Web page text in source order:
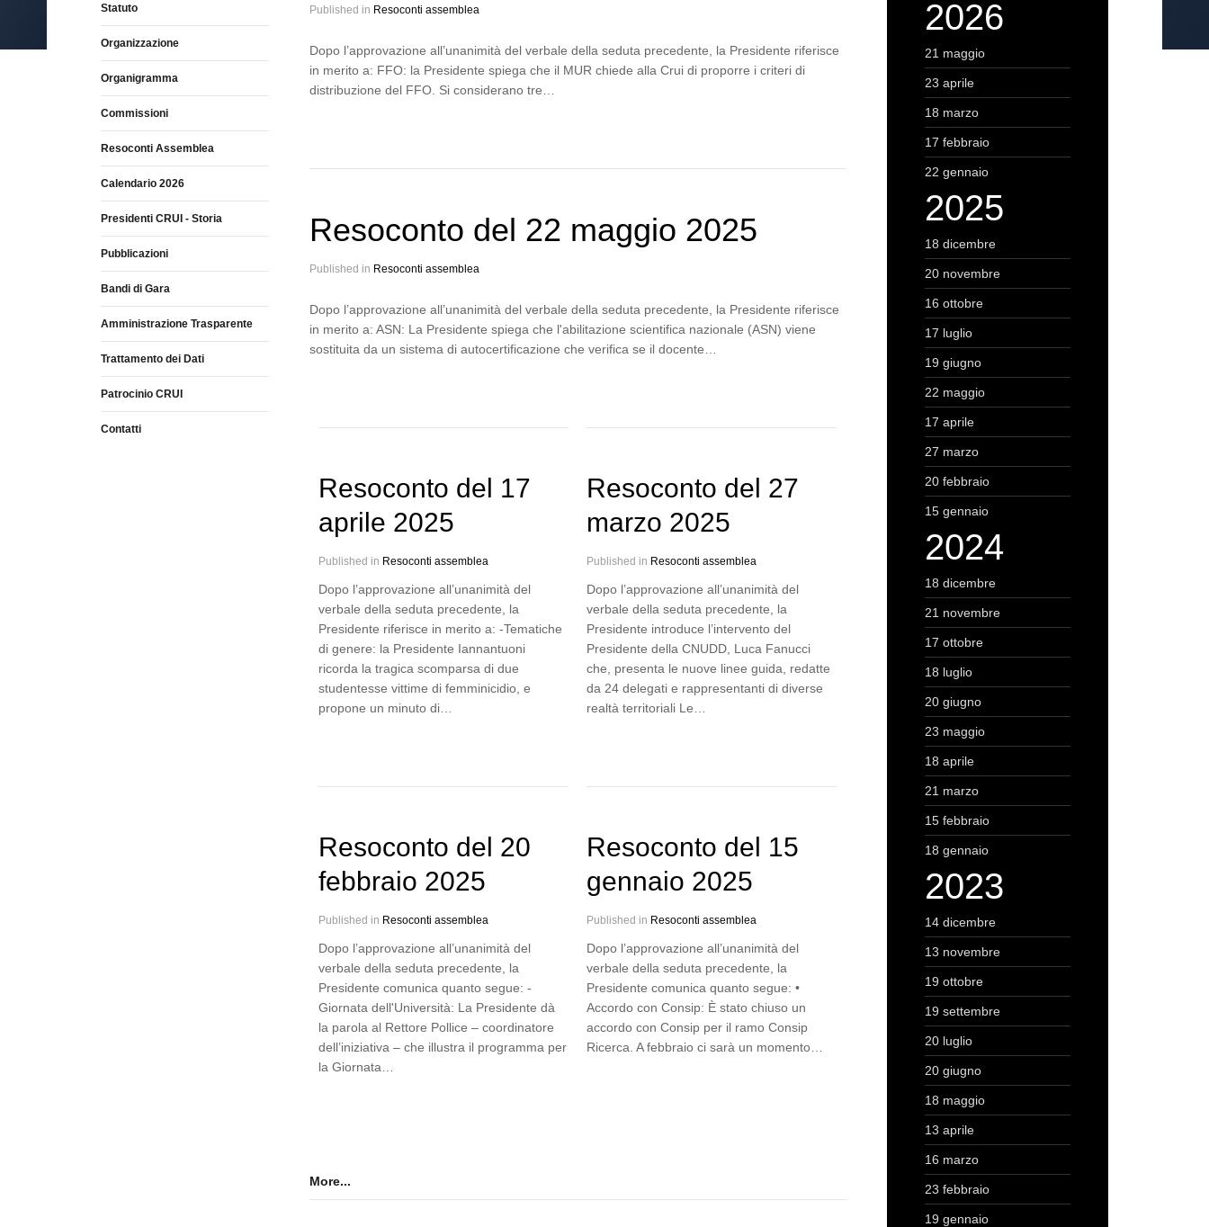
Published in Resoconti assemblea
Dopo l’approvazione all’unanimità del verbale della seduta precedente, la Presidente riferisce
in merito a: FFO: la Presidente spiega che il MUR chiede alla Crui di proporre i criteri di
distribuzione del FFO. Si considerano tre…
Resoconto del 22 maggio 2025
Published in Resoconti assemblea
Dopo l’approvazione all’unanimità del verbale della seduta precedente, la Presidente riferisce
in merito a: ASN: La Presidente spiega che l'abilitazione scientifica nazionale (ASN) viene
sostituita da un sistema di autocertificazione che verifica se il docente…
Resoconto del 17
aprile 2025
Published in Resoconti assemblea
Dopo l’approvazione all’unanimità del
verbale della seduta precedente, la
Presidente riferisce in merito a: -Tematiche
di genere: la Presidente Iannantuoni
ricorda la tragica scomparsa di due
studentesse vittime di femminicidio, e
propone un minuto di…
Resoconto del 27
marzo 2025
Published in Resoconti assemblea
Dopo l’approvazione all’unanimità del
verbale della seduta precedente, la
Presidente introduce l’intervento del
Presidente della CNUDD, Luca Fanucci
che, presenta le nuove linee guida, redatte
da 24 delegati e rappresentanti di diverse
realtà territoriali Le…
Resoconto del 20
febbraio 2025
Published in Resoconti assemblea
Dopo l’approvazione all’unanimità del
verbale della seduta precedente, la
Presidente comunica quanto segue: -
Giornata dell'Università: La Presidente dà
la parola al Rettore Pollice – coordinatore
dell’iniziativa – che illustra il programma per
la Giornata…
Resoconto del 15
gennaio 2025
Published in Resoconti assemblea
Dopo l’approvazione all’unanimità del
verbale della seduta precedente, la
Presidente comunica quanto segue: •
Accordo con Consip: È stato chiuso un
accordo con Consip per il ramo Consip
Ricerca. A febbraio ci sarà un momento…
More...
Statuto
Organizzazione
Organigramma
Commissioni
Resoconti Assemblea
Calendario 2026
Presidenti CRUI - Storia
Pubblicazioni
Bandi di Gara
Amministrazione Trasparente
Trattamento dei Dati
Patrocinio CRUI
Contatti
2026
21 maggio
23 aprile
18 marzo
17 febbraio
22 gennaio
2025
18 dicembre
20 novembre
16 ottobre
17 luglio
19 giugno
22 maggio
17 aprile
27 marzo
20 febbraio
15 gennaio
2024
18 dicembre
21 novembre
17 ottobre
18 luglio
20 giugno
23 maggio
18 aprile
21 marzo
15 febbraio
18 gennaio
2023
14 dicembre
13 novembre
19 ottobre
19 settembre
20 luglio
20 giugno
18 maggio
13 aprile
16 marzo
23 febbraio
19 gennaio